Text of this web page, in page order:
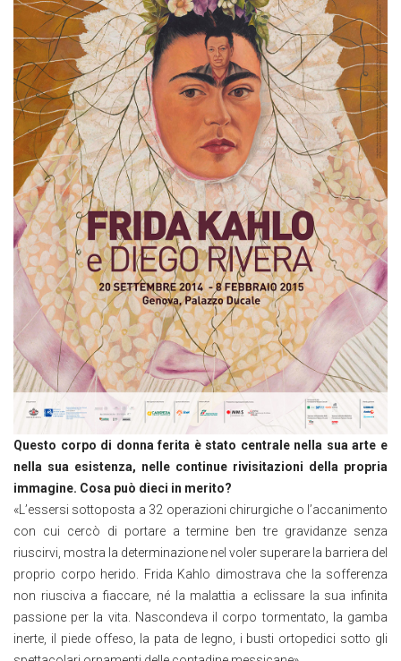
Questo corpo di donna ferita è stato centrale nella sua arte e
nella sua esistenza, nelle continue rivisitazioni della propria
immagine. Cosa può dieci in merito?
«L’essersi sottoposta a 32 operazioni chirurgiche o l’accanimento
con cui cercò di portare a termine ben tre gravidanze senza
riuscirvi, mostra la determinazione nel voler superare la barriera del
proprio corpo herido. Frida Kahlo dimostrava che la sofferenza
non riusciva a fiaccare, né la malattia a eclissare la sua infinita
passione per la vita. Nascondeva il corpo tormentato, la gamba
inerte, il piede offeso, la pata de legno, i busti ortopedici sotto gli